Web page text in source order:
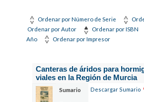
Ordenar por Número de Serie
Ordenar por Autor
Ordenar por ISBN
Año
Ordenar por Impresor
Canteras de áridos para
viales en la Región de Murcia
Sumario Descargar Sumario